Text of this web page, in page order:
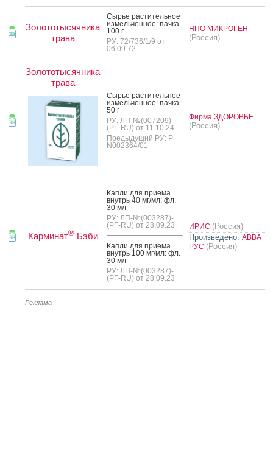
Золототысячника
трава
Сырье рас­ти­тель­ное
из­мель­чен­ное: пач­ка
100 г
РУ: 72/736/1/9 от
06.09.72
НПО МИКРОГЕН
(Россия)
Золототысячника
трава
Сырье рас­ти­тель­ное
из­мель­чен­ное: пач­ка
50 г
РУ: ЛП-№(007209)-
(РГ-RU) от 11.10.24
Предыдущий РУ: Р
N002364/01
Фирма ЗДОРОВЬЕ
(Россия)
Карминат®Бэби
Кап­ли для при­ема
внутрь 40 мг/мл: фл.
30 мл
РУ: ЛП-№(003287)-
(РГ-RU) от 28.09.23
Кап­ли для при­ема
внутрь 100 мг/мл: фл.
30 мл
РУ: ЛП-№(003287)-
(РГ-RU) от 28.09.23
ИРИС (Россия)
Произведено: АВВА
РУС (Россия)
Реклама